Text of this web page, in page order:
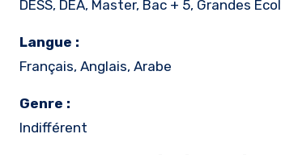
DESS, DEA, Master, Bac + 5, Grandes
Langue :
Français, Anglais, Arabe
Genre :
Indifférent